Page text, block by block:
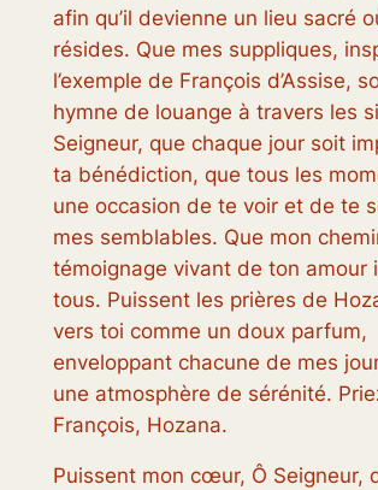
afin qu’il devienne un lieu sacré
résides. Que mes suppliques,
l’exemple de François d’Assise,
hymne de louange à travers les
Seigneur, que chaque jour soit
ta bénédiction, que tous les
une occasion de te voir et de te
mes semblables. Que mon
témoignage vivant de ton amour
tous. Puissent les prières de
vers toi comme un doux parfum,
enveloppant chacune de mes
une atmosphère de sérénité.
François, Hozana.
Puissent mon cœur, Ô Seigneur,